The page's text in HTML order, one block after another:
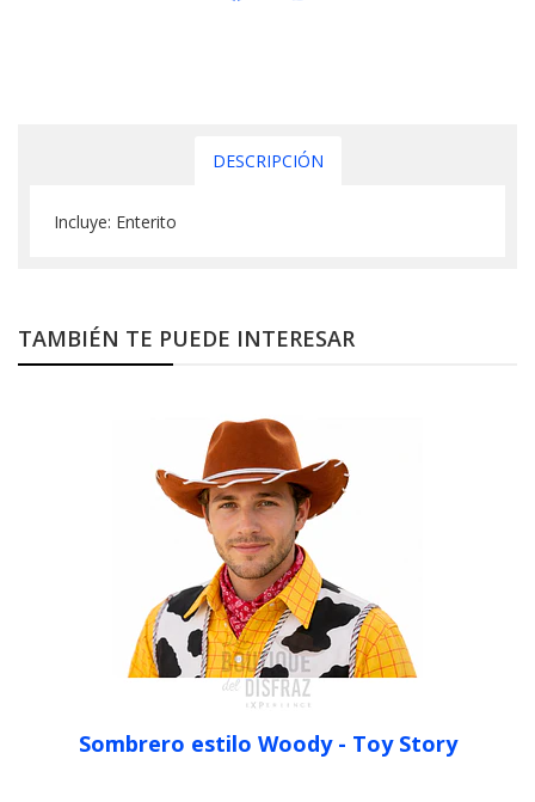
DESCRIPCIÓN
Incluye: Enterito
TAMBIÉN TE PUEDE INTERESAR
Sombrero estilo Woody - Toy Story